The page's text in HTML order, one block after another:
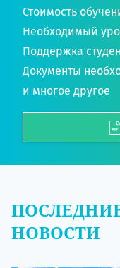
Стоимость
Необходимый
Поддержка
Документы
и многое другое
НОВОСТИ